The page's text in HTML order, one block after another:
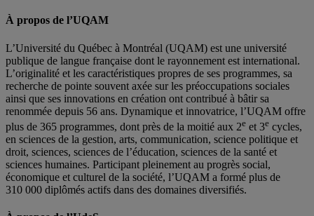
À propos de l’UQAM
L’Université du Québec à Montréal (UQAM) est une université
publique de langue française dont le rayonnement est international.
L’originalité et les caractéristiques propres de ses programmes, sa
recherche de pointe souvent axée sur les préoccupations sociales
ainsi que ses innovations en création ont contribué à bâtir sa
renommée depuis 56 ans. Dynamique et innovatrice, l’UQAM offre
plus de 365 programmes, dont près de la moitié aux 2e et 3e cycles,
en sciences de la gestion, arts, communication, science politique et
droit, sciences, sciences de l’éducation, sciences de la santé et
sciences humaines. Participant pleinement au progrès social,
économique et culturel de la société, l’UQAM a formé plus de
310 000 diplômés actifs dans des domaines diversifiés.